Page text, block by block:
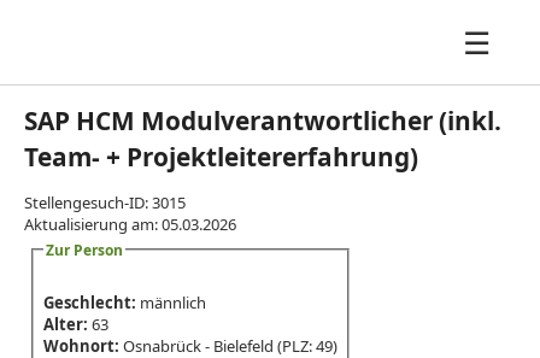
☰
SAP HCM Modulverantwortlicher (inkl.
Team- + Projektleitererfahrung)
Stellengesuch-ID: 3015
Aktualisierung am: 05.03.2026
Zur Person
Geschlecht: männlich
Alter: 63
Wohnort: Osnabrück - Bielefeld (PLZ: 49)